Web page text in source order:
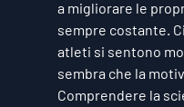
a migliorare le
sempre costante.
atleti si sentono
sembra che la
Comprendere la